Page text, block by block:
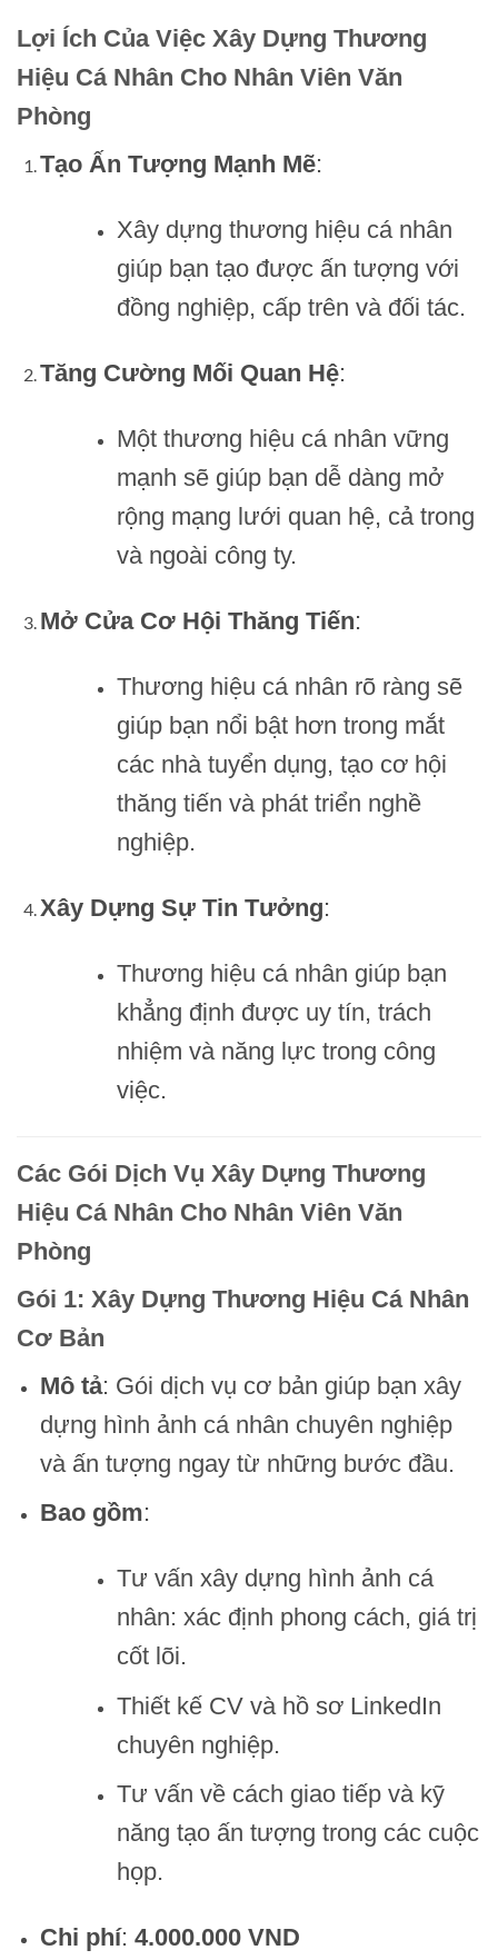
Lợi Ích Của Việc Xây Dựng Thương
Hiệu Cá Nhân Cho Nhân Viên Văn
Phòng
Tạo Ấn Tượng Mạnh Mẽ:
Xây dựng thương hiệu cá nhân
giúp bạn tạo được ấn tượng với
đồng nghiệp, cấp trên và đối tác.
Tăng Cường Mối Quan Hệ:
Một thương hiệu cá nhân vững
mạnh sẽ giúp bạn dễ dàng mở
rộng mạng lưới quan hệ, cả trong
và ngoài công ty.
Mở Cửa Cơ Hội Thăng Tiến:
Thương hiệu cá nhân rõ ràng sẽ
giúp bạn nổi bật hơn trong mắt
các nhà tuyển dụng, tạo cơ hội
thăng tiến và phát triển nghề
nghiệp.
Xây Dựng Sự Tin Tưởng:
Thương hiệu cá nhân giúp bạn
khẳng định được uy tín, trách
nhiệm và năng lực trong công
việc.
Các Gói Dịch Vụ Xây Dựng Thương
Hiệu Cá Nhân Cho Nhân Viên Văn
Phòng
Gói 1: Xây Dựng Thương Hiệu Cá Nhân
Cơ Bản
Mô tả: Gói dịch vụ cơ bản giúp bạn xây
dựng hình ảnh cá nhân chuyên nghiệp
và ấn tượng ngay từ những bước đầu.
Bao gồm:
Tư vấn xây dựng hình ảnh cá
nhân: xác định phong cách, giá trị
cốt lõi.
Thiết kế CV và hồ sơ LinkedIn
chuyên nghiệp.
Tư vấn về cách giao tiếp và kỹ
năng tạo ấn tượng trong các cuộc
họp.
Chi phí: 4.000.000 VND